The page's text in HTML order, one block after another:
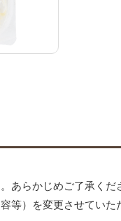
あらかじめご了承くだ
）を変更させていた